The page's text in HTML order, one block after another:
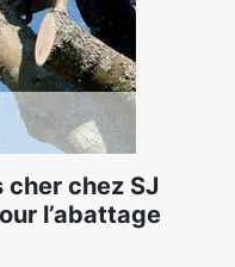
cher chez SJ
l’abattage